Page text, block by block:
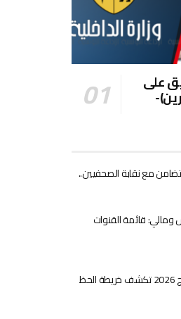
على
مع نقابة الصحفيين..
ومالي: قائمة القنوات
توقعات ماغي فرح للأبراج 2026 تكشف خريطة الحظ